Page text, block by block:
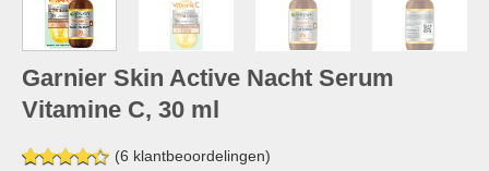
Garnier Skin Active Nacht Serum
Vitamine C, 30 ml
(6 klantbeoordelingen)